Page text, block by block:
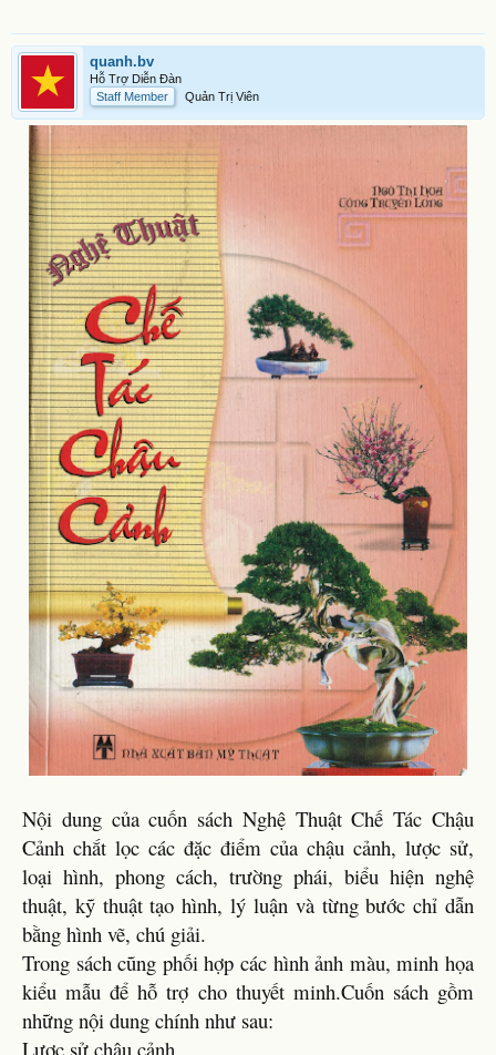
quanh.bv
Hỗ Trợ Diễn Đàn
Staff Member
Quản Trị Viên
Nội dung của cuốn sách Nghệ Thuật Chế Tác Chậu
Cảnh chắt lọc các đặc điểm của chậu cảnh, lược sử,
loại hình, phong cách, trường phái, biểu hiện nghệ
thuật, kỹ thuật tạo hình, lý luận và từng bước chỉ dẫn
bằng hình vẽ, chú giải.
Trong sách cũng phối hợp các hình ảnh màu, minh họa
kiểu mẫu để hỗ trợ cho thuyết minh.Cuốn sách gồm
những nội dung chính như sau:
Lược sử chậu cảnh